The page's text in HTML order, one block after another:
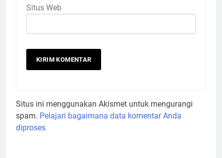
Situs Web
Situs ini menggunakan Akismet untuk mengurangi
spam. Pelajari bagaimana data komentar Anda
diproses